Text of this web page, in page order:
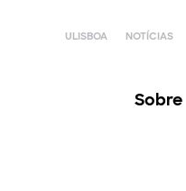
ULISBOA NOTÍCIAS
Sobre